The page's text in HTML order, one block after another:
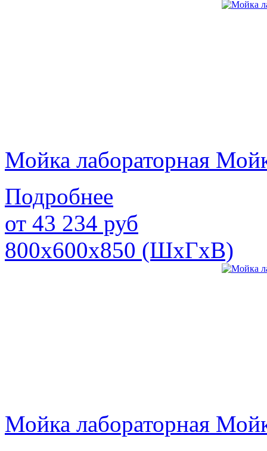
Мойка лабораторная
Подробнее
от 43 234 руб
800х600х850 (ШхГхВ)
Мойка лабораторная